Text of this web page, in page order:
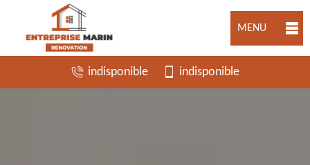
MENU
indisponible indisponible